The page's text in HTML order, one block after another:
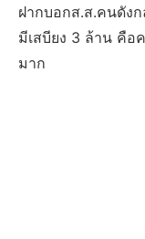
ฝากบอกส.ส.คนดังก
มีเสบียง 3 ล้าน คือ
มาก